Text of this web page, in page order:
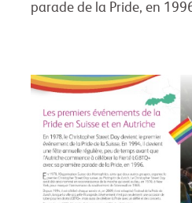
parade de la Pride, en